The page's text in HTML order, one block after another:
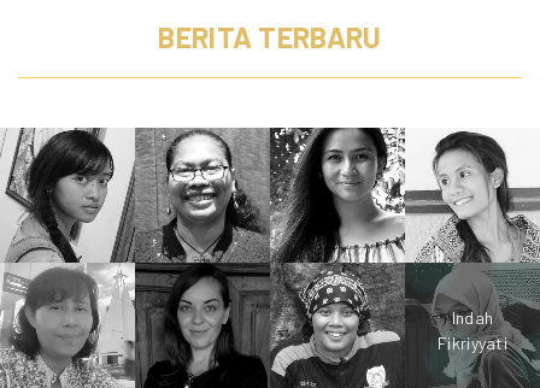
BERITA TERBARU
Indah
Fikriyyati